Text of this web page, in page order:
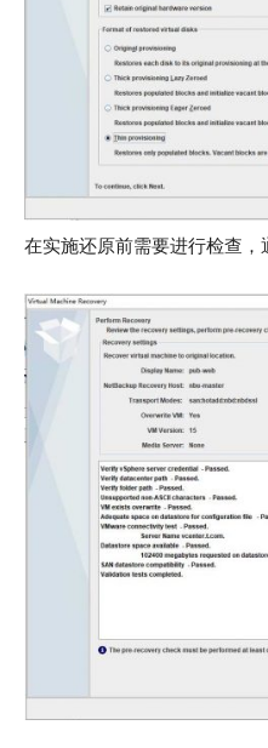
在实施还原前需要进行检查，